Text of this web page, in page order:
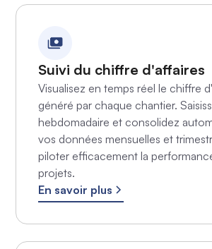
pour la paie, en tenant compte des
BTP (heures supplémentaires,
petits et/ou grands déplacements,
permet de réduire les erreurs
saisie manuelle.
Suivi du chiffre d'affaires
Visualisez en temps réel le chiffre
généré par chaque chantier.
hebdomadaire et consolidez
vos données mensuelles et
piloter efficacement la
projets.
En savoir plus